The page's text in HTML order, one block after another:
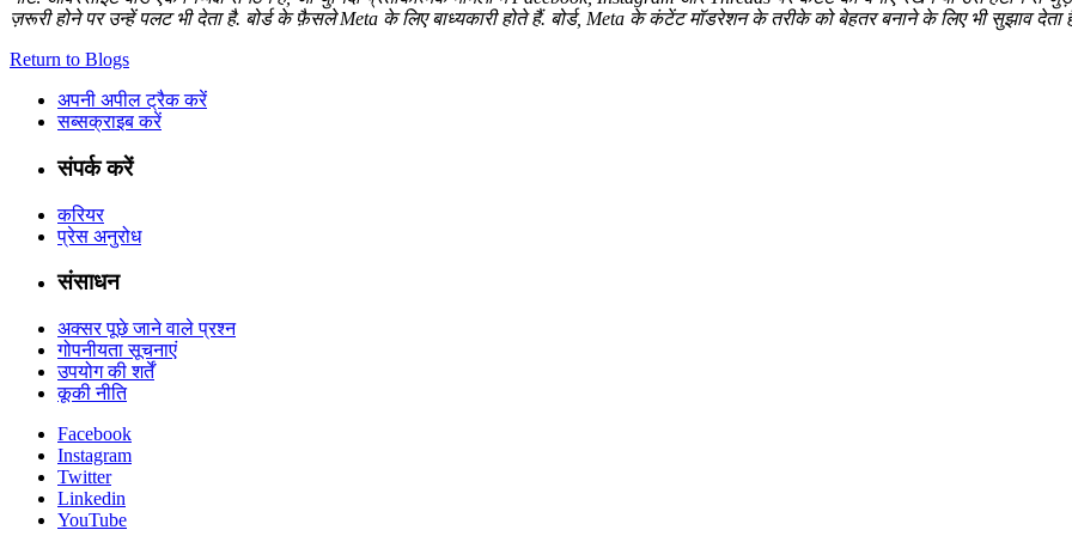
ज़रूरी होने पर उन्हें पलट भी देता है. बोर्ड के फ़ैसले Meta के लिए बाध्यकारी होते हैं. बोर्ड, Meta के कंटेंट मॉडरेशन के तरीके को बेहतर बनाने के लिए भी सुझाव देता
Return to Blogs
अपनी अपील ट्रैक करें
सब्सक्राइब करें
संपर्क करें
करियर
प्रेस अनुरोध
संसाधन
अक्सर पूछे जाने वाले प्रश्न
गोपनीयता सूचनाएं
उपयोग की शर्तें
कूकी नीति
Facebook
Instagram
Twitter
Linkedin
YouTube